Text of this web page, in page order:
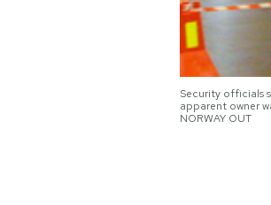
Security officials
apparent owner
NORWAY OUT